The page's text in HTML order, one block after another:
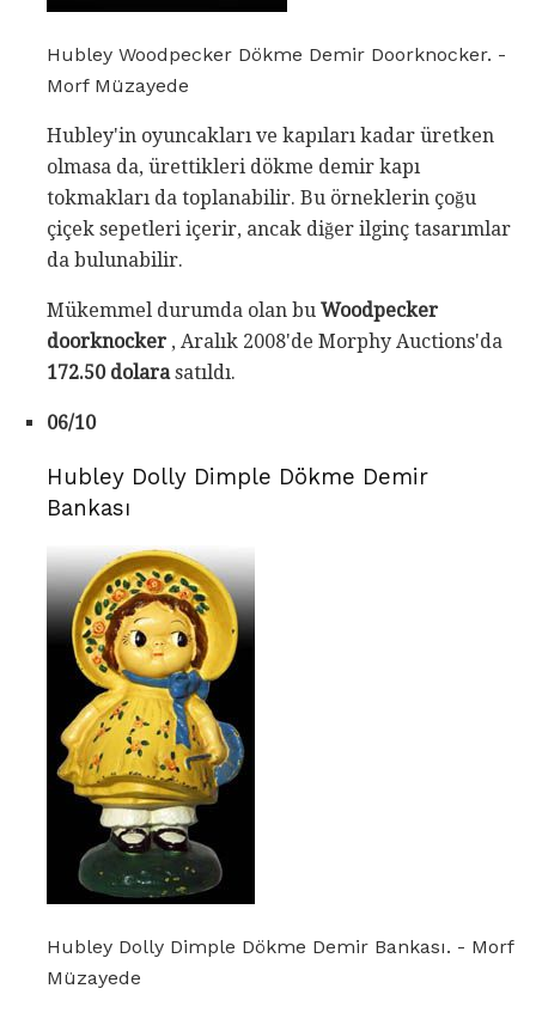
Hubley Woodpecker Dökme Demir Doorknocker. -
Morf Müzayede
Hubley'in oyuncakları ve kapıları kadar üretken
olmasa da, ürettikleri dökme demir kapı
tokmakları da toplanabilir. Bu örneklerin çoğu
çiçek sepetleri içerir, ancak diğer ilginç tasarımlar
da bulunabilir.
Mükemmel durumda olan bu Woodpecker
doorknocker , Aralık 2008'de Morphy Auctions'da
172.50 dolarasatıldı.
06/10
Hubley Dolly Dimple Dökme Demir
Bankası
Hubley Dolly Dimple Dökme Demir Bankası. - Morf
Müzayede